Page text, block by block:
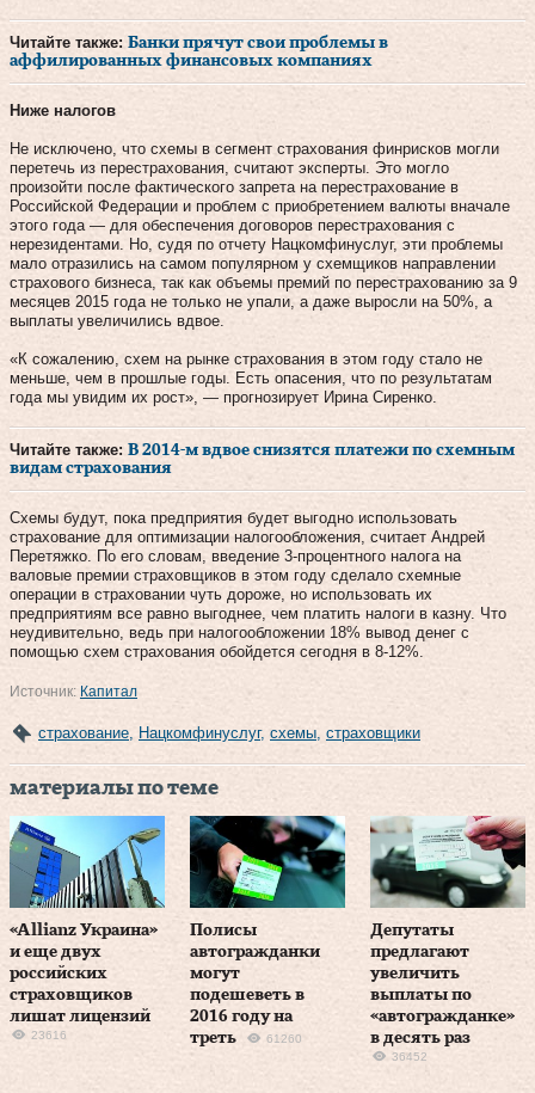
Читайте также: Банки прячут свои проблемы в
аффилированных финансовых компаниях
Ниже налогов
Не исключено, что схемы в сегмент страхования финрисков могли
перетечь из перестрахования, считают эксперты. Это могло
произойти после фактического запрета на перестрахование в
Российской Федерации и проблем с приобретением валюты вначале
этого года — для обеспечения договоров перестрахования с
нерезидентами. Но, судя по отчету Нацкомфинуслуг, эти проблемы
мало отразились на самом популярном у схемщиков направлении
страхового бизнеса, так как объемы премий по перестрахованию за 9
месяцев 2015 года не только не упали, а даже выросли на 50%, а
выплаты увеличились вдвое.
«К сожалению, схем на рынке страхования в этом году стало не
меньше, чем в прошлые годы. Есть опасения, что по результатам
года мы увидим их рост», — прогнозирует Ирина Сиренко.
Читайте также: В 2014‑м вдвое снизятся платежи по схемным
видам страхования
Схемы будут, пока предприятия будет выгодно использовать
страхование для оптимизации налогообложения, считает Андрей
Перетяжко. По его словам, введение 3-процентного налога на
валовые премии страховщиков в этом году сделало схемные
операции в страховании чуть дороже, но использовать их
предприятиям все равно выгоднее, чем платить налоги в казну. Что
неудивительно, ведь при налогообложении 18% вывод денег с
помощью схем страхования обойдется сегодня в 8-12%.
Источник: Капитал
страхование Нацкомфинуслуг, схемы страховщики
материалы по теме
«Allianz Украина»
и еще двух
российских
страховщиков
лишат лицензий
23616
Полисы
автогражданки
могут
подешеветь в
2016 году на
треть
61260
Депутаты
предлагают
увеличить
выплаты по
«автогражданке»
в десять раз
36452